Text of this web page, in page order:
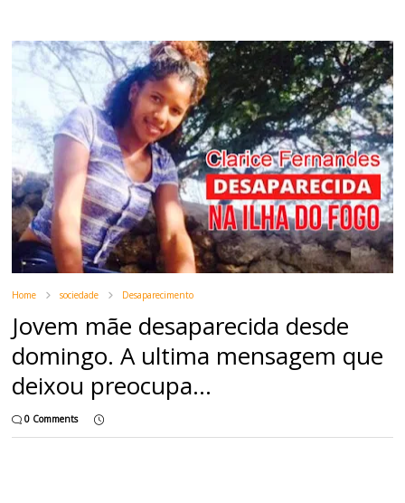
Home sociedade Desaparecimento
Jovem mãe desaparecida desde
domingo. A ultima mensagem que
deixou preocupa...
0 Comments